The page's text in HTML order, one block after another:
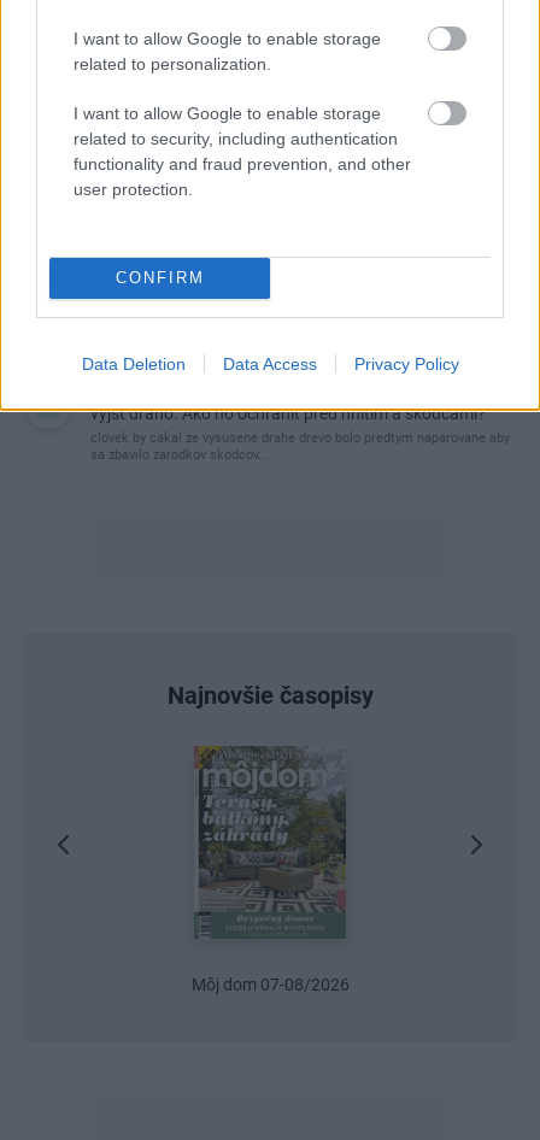
I want to allow Google to enable storage
related to personalization.
I want to allow Google to enable storage
related to security, including authentication
functionality and fraud prevention, and other
user protection.
CONFIRM
Data Deletion Data Access Privacy Policy
Najnovšie príspevky
Re: Takto sa rieši málo úložného miesta. V tomto byte
stačil jeden prvok | Môjdom.sk
My napríklad labky utierame hneď pri dverách a doma pred dvere
Re: Takto sa rieši málo úložného miesta. V tomto byte
stačil jeden prvok | Môjdom.sk
Dizajn je to nádherný, tá brezová preglejka a čisté línie vyzerajú super.
vyjsť draho. Ako ho ochrániť pred hnitím a škodcami?
clovek by cakal ze vysusene drahe drevo bolo predtym naparovane aby
sa zbavilo zarodkov skodcov...
Najnovšie časopisy
Môj dom 07-08/2026